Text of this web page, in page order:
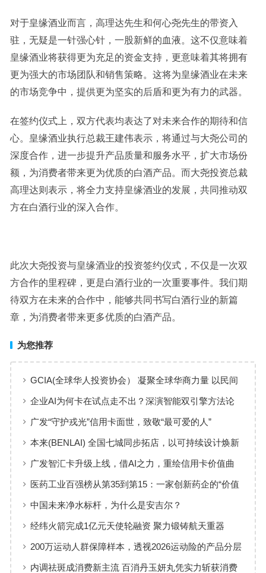
对于皇缘酒业而言，高理达先生和何心尧先生的带资入
驻，无疑是一针强心针，一股新鲜的血液。这不仅意味着
皇缘酒业将获得更为充足的资金支持，更意味着其将拥有
更为强大的市场团队和销售策略。这将为皇缘酒业在未来
的市场竞争中，提供更为坚实的后盾和更为有力的武器。
在签约仪式上，双方代表均表达了对未来合作的期待和信
心。皇缘酒业执行总裁王建伟表示，将通过与大尧公司的
深度合作，进一步提升产品质量和服务水平，扩大市场份
额，为消费者带来更为优质的白酒产品。而大尧投资总裁
高理达则表示，将全力支持皇缘酒业的发展，共同推动双
方在白酒行业的深入合作。
此次大尧投资与皇缘酒业的投资签约仪式，不仅是一次双
方合作的里程碑，更是白酒行业的一次重要事件。我们期
待双方在未来的合作中，能够共同书写白酒行业的新篇
章，为消费者带来更多优质的白酒产品。
为您推荐
GCIA(全球华人投资协会） 凝聚全球华商力量 以民间
交流赋能从业者共同成长
企业AI为何卡在试点走不出？深演智能双引擎方法论
回答：卡点不在模型，而在使用方式
广发“守护戎光”信用卡面世，致敬“最可爱的人”
本来(BENLAI) 全国七城同步拓店，以可持续设计焕新
品牌体验
广发智汇卡升级上线，借AI之力，重绘信用卡价值曲
线
医药工业百强榜从第35到第15：一家创新药企的“价值
增长”样本
中国未来净水标杆，为什么是安吉尔？
经纬火箭完成1亿元天使轮融资 聚力锻铸航天重器
200万运动人群保障样本，透视2026运动险的产品分层
与适配逻辑
内调祛斑成消费新主流 百消丹玉妍丸凭实力斩获消费